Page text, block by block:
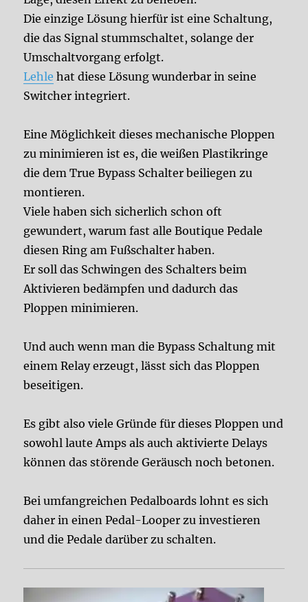
Die einzige Lösung hierfür ist eine Schaltung,
die das Signal stummschaltet, solange der
Umschaltvorgang erfolgt.
Lehle hat diese Lösung wunderbar in seine
Switcher integriert.
Eine Möglichkeit dieses mechanische Ploppen
zu minimieren ist es, die weißen Plastikringe
die dem True Bypass Schalter beiliegen zu
montieren.
Viele haben sich sicherlich schon oft
gewundert, warum fast alle Boutique Pedale
diesen Ring am Fußschalter haben.
Er soll das Schwingen des Schalters beim
Aktivieren bedämpfen und dadurch das
Ploppen minimieren.
Und auch wenn man die Bypass Schaltung mit
einem Relay erzeugt, lässt sich das Ploppen
beseitigen.
Es gibt also viele Gründe für dieses Ploppen und
sowohl laute Amps als auch aktivierte Delays
können das störende Geräusch noch betonen.
Bei umfangreichen Pedalboards lohnt es sich
daher in einen Pedal-Looper zu investieren
und die Pedale darüber zu schalten.